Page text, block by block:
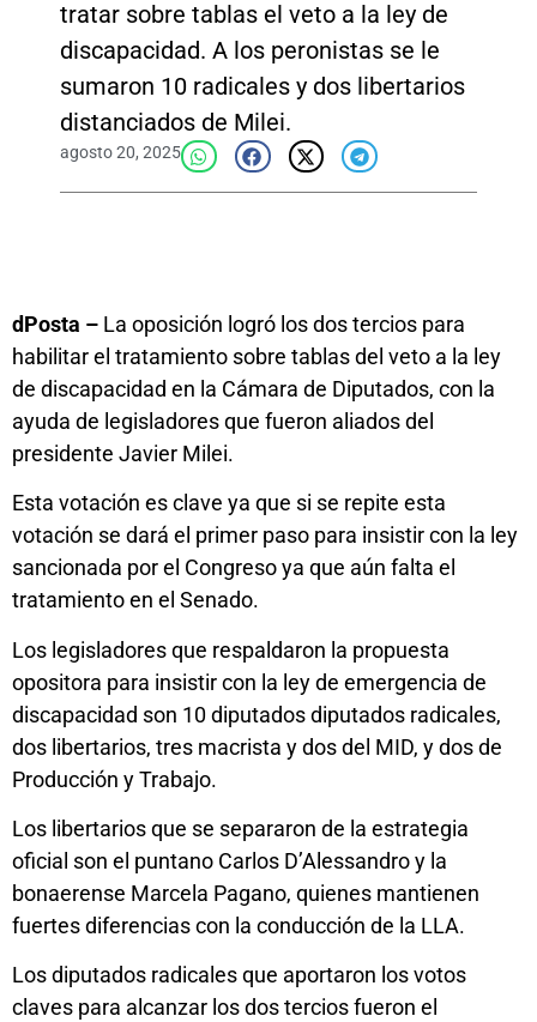
tratar sobre tablas el veto a la ley de
discapacidad. A los peronistas se le
sumaron 10 radicales y dos libertarios
distanciados de Milei.
agosto 20, 2025
dPosta – La oposición logró los dos tercios para
habilitar el tratamiento sobre tablas del veto a la ley
de discapacidad en la Cámara de Diputados, con la
ayuda de legisladores que fueron aliados del
presidente Javier Milei.
Esta votación es clave ya que si se repite esta
votación se dará el primer paso para insistir con la ley
sancionada por el Congreso ya que aún falta el
tratamiento en el Senado.
Los legisladores que respaldaron la propuesta
opositora para insistir con la ley de emergencia de
discapacidad son 10 diputados diputados radicales,
dos libertarios, tres macrista y dos del MID, y dos de
Producción y Trabajo.
Los libertarios que se separaron de la estrategia
oficial son el puntano Carlos D’Alessandro y la
bonaerense Marcela Pagano, quienes mantienen
fuertes diferencias con la conducción de la LLA.
Los diputados radicales que aportaron los votos
claves para alcanzar los dos tercios fueron el